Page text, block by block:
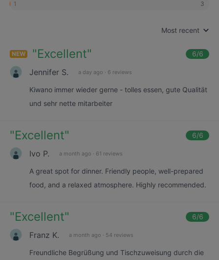
1 3
Most recent
NEW "Excellent" 6/6
Jennifer S. a day ago · 6 reviews
Kiwano immer wieder gerne - tolles essen, gute Qualität
und sehr nette mitarbeiter
"Excellent" 6/6
Ivo P. a month ago · 61 reviews
A great spot for dinner. Friendly people, well-prepared
food, and a relaxed atmosphere. Highly recommended.
"Excellent" 6/6
Franz K. a month ago · 54 reviews
Freundliche Begrüßung und Tischzuweisung durch die